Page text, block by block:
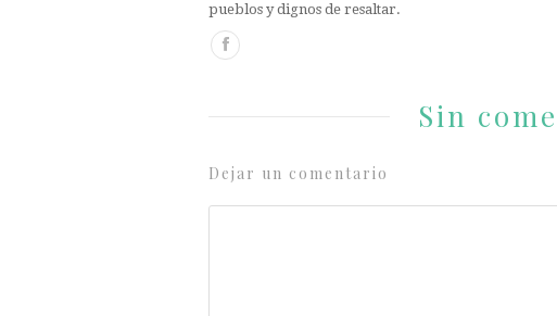
pueblos y dignos de resaltar.
Sin
Dejar un comentario